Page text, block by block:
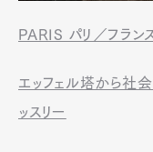
PARIS パリ／フラン
エッフェル塔から社会
ッスリー